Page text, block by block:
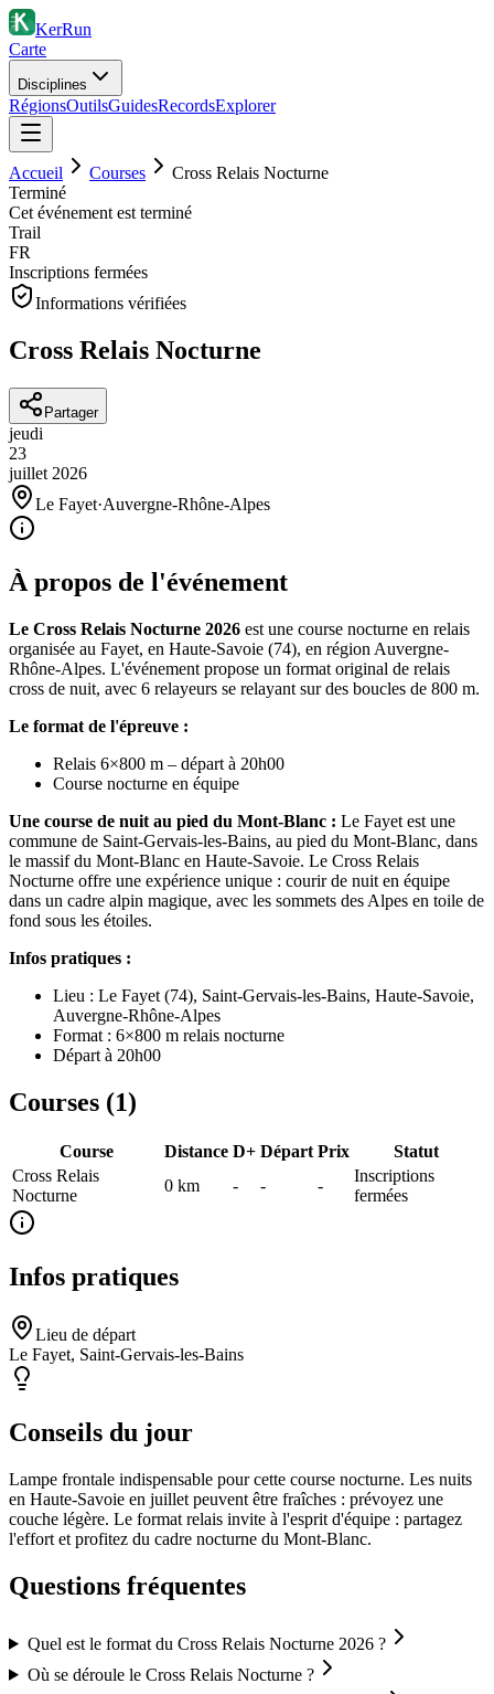
KerRun
Carte
Disciplines
RégionsOutilsGuidesRecordsExplorer
Accueil Courses
Cross Relais Nocturne
Terminé
Cet événement est terminé
Trail
FR
Inscriptions fermées
Informations vérifiées
Cross Relais Nocturne
Partager
jeudi
23
juillet 2026
Le Fayet·Auvergne-Rhône-Alpes
À propos de l'événement
Le Cross Relais Nocturne 2026 est une course nocturne en relais
organisée au Fayet, en Haute-Savoie (74), en région Auvergne-
Rhône-Alpes. L'événement propose un format original de relais
cross de nuit, avec 6 relayeurs se relayant sur des boucles de 800 m.
Le format de l'épreuve :
Relais 6×800 m – départ à 20h00
Course nocturne en équipe
Une course de nuit au pied du Mont-Blanc : Le Fayet est une
commune de Saint-Gervais-les-Bains, au pied du Mont-Blanc, dans
le massif du Mont-Blanc en Haute-Savoie. Le Cross Relais
Nocturne offre une expérience unique : courir de nuit en équipe
dans un cadre alpin magique, avec les sommets des Alpes en toile de
fond sous les étoiles.
Infos pratiques :
Lieu : Le Fayet (74), Saint-Gervais-les-Bains, Haute-Savoie,
Auvergne-Rhône-Alpes
Format : 6×800 m relais nocturne
Départ à 20h00
Courses (1)
Course Distance D+ Départ Prix
Statut
Cross Relais
Nocturne
0 km - - -
Inscriptions
fermées
Infos pratiques
Lieu de départ
Le Fayet, Saint-Gervais-les-Bains
Conseils du jour
Lampe frontale indispensable pour cette course nocturne. Les nuits
en Haute-Savoie en juillet peuvent être fraîches : prévoyez une
couche légère. Le format relais invite à l'esprit d'équipe : partagez
l'effort et profitez du cadre nocturne du Mont-Blanc.
Questions fréquentes
Quel est le format du Cross Relais Nocturne 2026 ?
Où se déroule le Cross Relais Nocturne ?